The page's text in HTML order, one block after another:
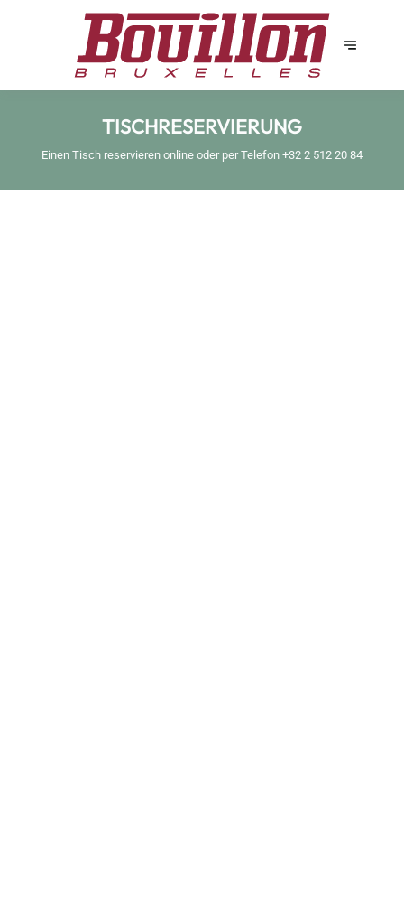
TISCHRESERVIERUNG
Einen Tisch reservieren online oder per Telefon +32 2 512 20 84